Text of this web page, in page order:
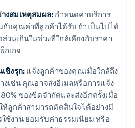
งสมเหตุสมผล:กําหนดค่าบริการ
กับคุณค่าที่ลูกค้าได้รับ ถ้าเป็นไปได้
วนเกินในช่วงที่ใกล้เคียงกับราคา
เกจ
ชิงรุก: แจ้งลูกค้าของคุณเมื่อใกล้ถึง
เช่น คุณอาจส่งอีเมลหรือการแจ้ง
ของขีดจำกัดและส่งอีกครั้งเมื่อ
ห้ลูกค้าสามารถตัดสินใจได้อย่างมี
ช้งาน ยอมรับค่าธรรมเนียม หรือ